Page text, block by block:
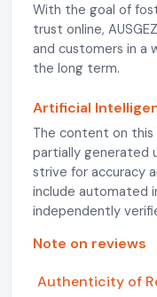
With the goal of
trust online,
and customers in a
the long term.
Artificial
The content on this
partially generated
strive for accuracy
include automated
independently
Note on reviews
Authenticity of